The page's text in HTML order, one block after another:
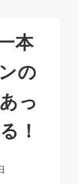
本
の
っ
！